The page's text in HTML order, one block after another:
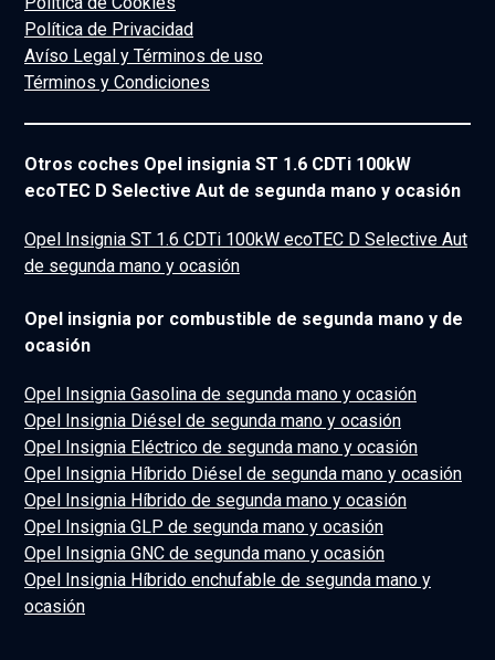
Política de Privacidad
Avíso Legal y Términos de uso
Términos y Condiciones
Otros coches Opel insignia ST 1.6 CDTi 100kW
ecoTEC D Selective Aut de segunda mano y ocasión
Opel Insignia ST 1.6 CDTi 100kW ecoTEC D Selective Aut
de segunda mano y ocasión
Opel insignia por combustible de segunda mano y de
ocasión
Opel Insignia Gasolina de segunda mano y ocasión
Opel Insignia Diésel de segunda mano y ocasión
Opel Insignia Eléctrico de segunda mano y ocasión
Opel Insignia Híbrido Diésel de segunda mano y ocasión
Opel Insignia Híbrido de segunda mano y ocasión
Opel Insignia GLP de segunda mano y ocasión
Opel Insignia GNC de segunda mano y ocasión
Opel Insignia Híbrido enchufable de segunda mano y
ocasión